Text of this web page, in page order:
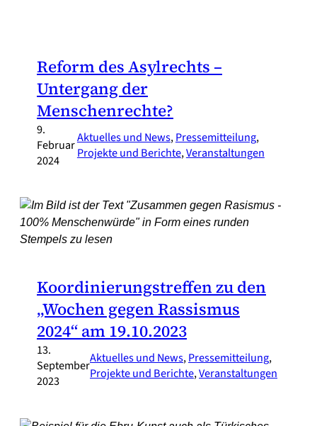
Reform des Asylrechts –
Untergang der
Menschenrechte?
9.
Februar
2024
Aktuelles und News, Pressemitteilung,
Projekte und Berichte, Veranstaltungen
Koordinierungstreffen zu den
„Wochen gegen Rassismus
2024“ am 19.10.2023
13.
September
2023
Aktuelles und News, Pressemitteilung
Projekte und Berichte, Veranstaltungen